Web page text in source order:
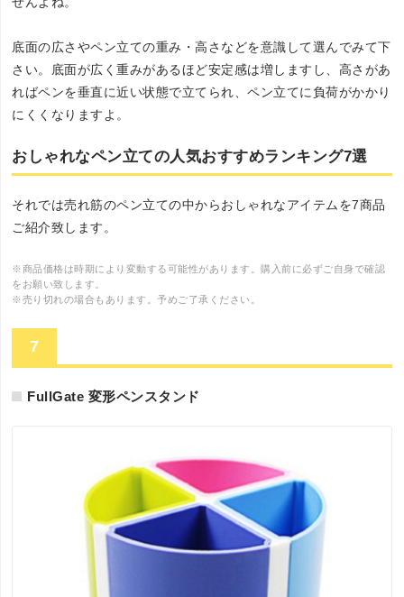
底面の広さやペン立ての重み・高さなどを意識して選んでみて下
さい。底面が広く重みがあるほど安定感は増しますし、高さがあ
ればペンを垂直に近い状態で立てられ、ペン立てに負荷がかかり
にくくなりますよ。
おしゃれなペン立ての人気おすすめランキング7選
それでは売れ筋のペン立ての中からおしゃれなアイテムを7商品
ご紹介致します。
※商品価格は時期により変動する可能性があります。購入前に必ずご自身で確認
をお願い致します。
※売り切れの場合もあります。予めご了承ください。
7
FullGate 変形ペンスタンド